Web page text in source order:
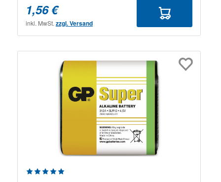
1,56 €
inkl. MwSt. zzgl. Versand
Durchschnittliche Bewertung von 5 von 5 Sternen